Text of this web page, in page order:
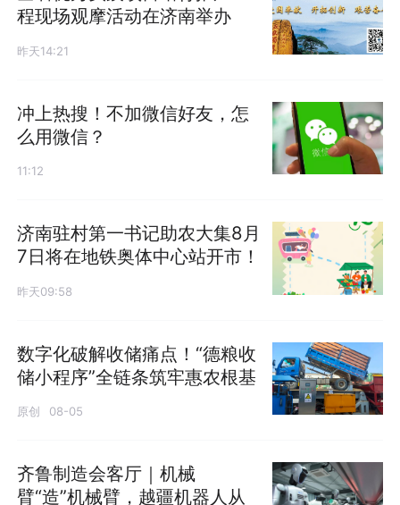
程现场观摩活动在济南举办
昨天14:21
冲上热搜！不加微信好友，怎
么用微信？
11:12
济南驻村第一书记助农大集8月
7日将在地铁奥体中心站开市！
昨天09:58
数字化破解收储痛点！“德粮收
储小程序”全链条筑牢惠农根基
原创 08-05
齐鲁制造会客厅｜机械
臂“造”机械臂，越疆机器人从